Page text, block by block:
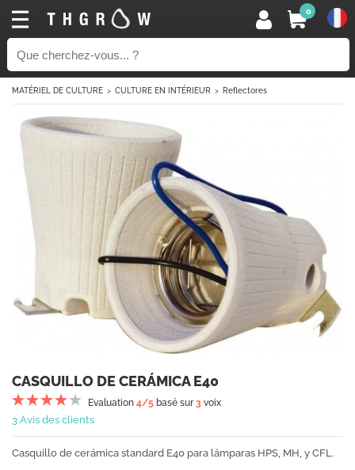
0
MATÉRIEL DE CULTURE CULTURE EN INTÉRIEUR Reflectores
CASQUILLO DE CERÁMICA E40
Evaluation 4/5 basé sur3 voix
3 Avis des clients
Casquillo de cerámica standard E40 para lámparas HPS, MH, y CFL.